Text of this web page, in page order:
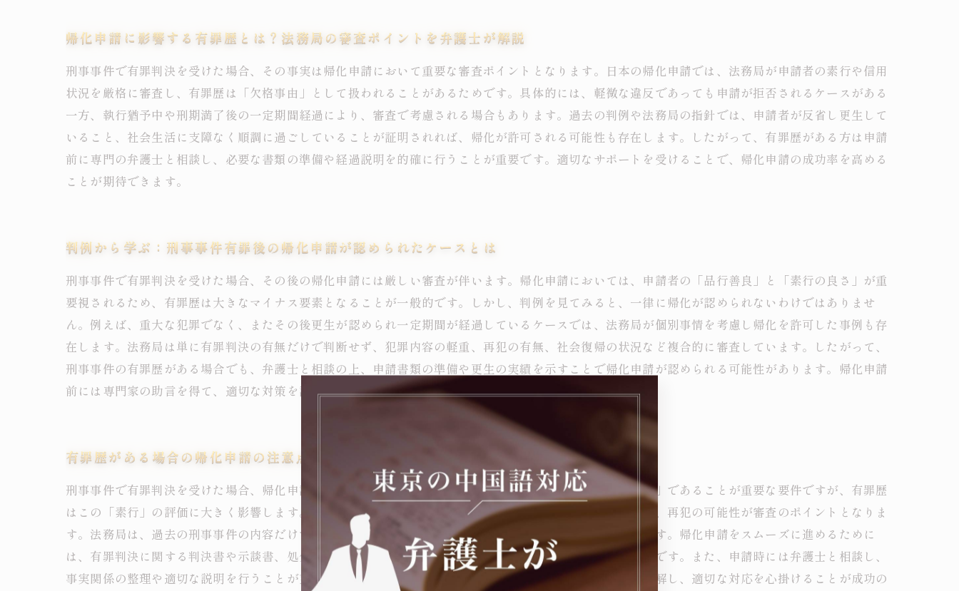
帰化申請に影響する有罪歴とは？法務局の審査ポイントを弁護士が解説
刑事事件で有罪判決を受けた場合、その事実は帰化申請において重要な審査ポイントとなります。日本の帰化申請では、法務局が申請者の素行や信用
状況を厳格に審査し、有罪歴は「欠格事由」として扱われることがあるためです。具体的には、軽微な違反であっても申請が拒否されるケースがある
一方、執行猶予中や刑期満了後の一定期間経過により、審査で考慮される場合もあります。過去の判例や法務局の指針では、申請者が反省し更生して
いること、社会生活に支障なく順調に過ごしていることが証明されれば、帰化が許可される可能性も存在します。したがって、有罪歴がある方は申請
前に専門の弁護士と相談し、必要な書類の準備や経過説明を的確に行うことが重要です。適切なサポートを受けることで、帰化申請の成功率を高める
ことが期待できます。
判例から学ぶ：刑事事件有罪後の帰化申請が認められたケースとは
刑事事件で有罪判決を受けた場合、その後の帰化申請には厳しい審査が伴います。帰化申請においては、申請者の「品行善良」と「素行の良さ」が重
要視されるため、有罪歴は大きなマイナス要素となることが一般的です。しかし、判例を見てみると、一律に帰化が認められないわけではありませ
ん。例えば、重大な犯罪でなく、またその後更生が認められ一定期間が経過しているケースでは、法務局が個別事情を考慮し帰化を許可した事例も存
在します。法務局は単に有罪判決の有無だけで判断せず、犯罪内容の軽重、再犯の有無、社会復帰の状況など複合的に審査しています。したがって、
刑事事件の有罪歴がある場合でも、弁護士と相談の上、申請書類の準備や更生の実績を示すことで帰化申請が認められる可能性があります。帰化申請
前には専門家の助言を得て、適切な対策を講じることが重要です。
有罪歴がある場合の帰化申請の注意点と準備すべき書類まとめ
刑事事件で有罪判決を受けた場合、帰化申請には特別な注意が必要です。日本の帰化申請では、「素行善良」であることが重要な要件ですが、有罪歴
はこの「素行」の評価に大きく影響します。具体的には、有罪判決が確定してからの経過期間や反省の有無、再犯の可能性が審査のポイントとなりま
す。法務局は、過去の刑事事件の内容だけでなく、その後の生活態度や社会復帰の状況を総合的に判断します。帰化申請をスムーズに進めるために
は、有罪判決に関する判決書や示談書、処分を終えた証明書など、関連する書類を準備しておくことが必要です。また、申請時には弁護士と相談し、
事実関係の整理や適切な説明を行うことが望ましいでしょう。刑事事件が帰化申請に与える影響を正しく理解し、適切な対応を心掛けることが成功の